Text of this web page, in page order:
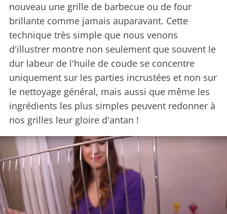
nouveau une grille de barbecue ou de four
brillante comme jamais auparavant. Cette
technique très simple que nous venons
d'illustrer montre non seulement que souvent le
dur labeur de l'huile de coude se concentre
uniquement sur les parties incrustées et non sur
le nettoyage général, mais aussi que même les
ingrédients les plus simples peuvent redonner à
nos grilles leur gloire d'antan !